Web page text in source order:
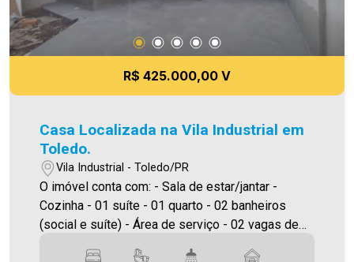
R$ 425.000,00 V
Casa Localizada na Vila Industrial em
Toledo.
Vila Industrial - Toledo/PR
O imóvel conta com: - Sala de estar/jantar -
Cozinha - 01 suíte - 01 quarto - 02 banheiros
(social e suíte) - Área de serviço - 02 vagas de